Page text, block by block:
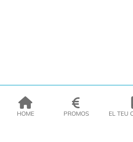
HOME PROMOS EL TEU